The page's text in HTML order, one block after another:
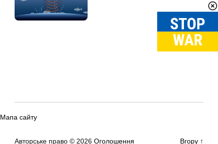
Мапа сайту
Авторське право © 2026 Оголошення Вгору ↑